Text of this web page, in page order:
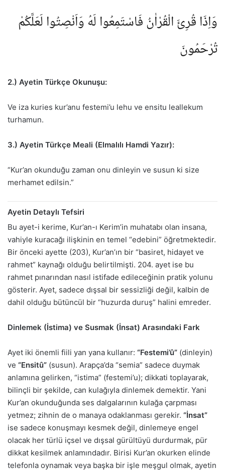
وَاِذَا قُرِئَ الْقُرْاٰنُ فَاسْتَمِعُوا لَهُ وَاَنْصِتُوا لَعَلَّكُمْ
تُرْحَمُونَ
2.) Ayetin Türkçe Okunuşu:
Ve iza kuries kur’anu festemi’u lehu ve ensitu leallekum
turhamun.
3.) Ayetin Türkçe Meali (Elmalılı Hamdi Yazır):
“Kur’an okunduğu zaman onu dinleyin ve susun ki size
merhamet edilsin.”
Ayetin Detaylı Tefsiri
Bu ayet-i kerime, Kur’an-ı Kerim’in muhatabı olan insana,
vahiyle kuracağı ilişkinin en temel “edebini” öğretmektedir.
Bir önceki ayette (203), Kur’an’ın bir “basiret, hidayet ve
rahmet” kaynağı olduğu belirtilmişti. 204. ayet ise bu
rahmet pınarından nasıl istifade edileceğinin pratik yolunu
gösterir. Ayet, sadece dışsal bir sessizliği değil, kalbin de
dahil olduğu bütüncül bir “huzurda duruş” halini emreder.
Dinlemek (İstima) ve Susmak (İnsat) Arasındaki Fark
Ayet iki önemli fiili yan yana kullanır: “Festemi’û” (dinleyin)
ve “Ensitû” (susun). Arapça’da “semia” sadece duymak
anlamına gelirken, “istima” (festemi’u); dikkati toplayarak,
bilinçli bir şekilde, can kulağıyla dinlemek demektir. Yani
Kur’an okunduğunda ses dalgalarının kulağa çarpması
yetmez; zihnin de o manaya odaklanması gerekir. “İnsat”
ise sadece konuşmayı kesmek değil, dinlemeye engel
olacak her türlü içsel ve dışsal gürültüyü durdurmak, pür
dikkat kesilmek anlamındadır. Birisi Kur’an okurken elinde
telefonla oynamak veya başka bir işle meşgul olmak, ayetin